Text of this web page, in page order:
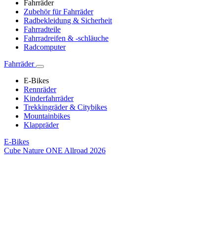
Fahrräder
Zubehör für Fahrräder
Radbekleidung & Sicherheit
Fahrradteile
Fahrradreifen & -schläuche
Radcomputer
Fahrräder
E-Bikes
Rennräder
Kinderfahrräder
Trekkingräder & Citybikes
Mountainbikes
Klappräder
E-Bikes
Cube Nature ONE Allroad 2026